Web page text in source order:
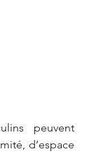
peuvent
d’espace